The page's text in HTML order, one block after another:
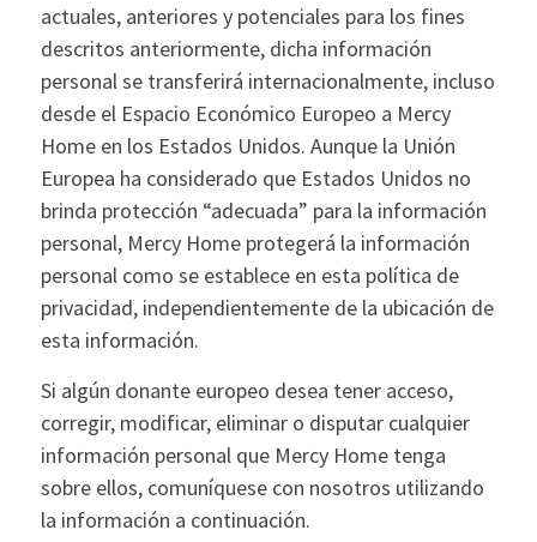
actuales, anteriores y potenciales para los fines
descritos anteriormente, dicha información
personal se transferirá internacionalmente, incluso
desde el Espacio Económico Europeo a Mercy
Home en los Estados Unidos. Aunque la Unión
Europea ha considerado que Estados Unidos no
brinda protección “adecuada” para la información
personal, Mercy Home protegerá la información
personal como se establece en esta política de
privacidad, independientemente de la ubicación de
esta información.
Si algún donante europeo desea tener acceso,
corregir, modificar, eliminar o disputar cualquier
información personal que Mercy Home tenga
sobre ellos, comuníquese con nosotros utilizando
la información a continuación.